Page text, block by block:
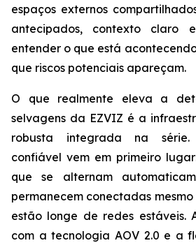
espaços externos
antecipados, contexto claro
entender o que está
que riscos potenciais apareçam.
O que realmente eleva a
selvagens da EZVIZ é a
robusta integrada na
confiável vem em primeiro
que se alternam
permanecem conectadas
estão longe de redes estáveis.
com a tecnologia AOV 2.0 e a